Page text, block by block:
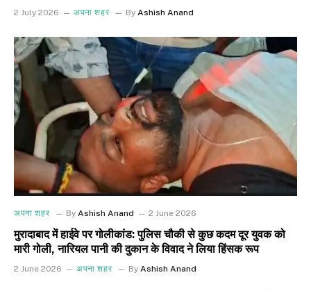
2 July 2026 अपना शहर By Ashish Anand
अपना शहर By Ashish Anand 2 June 2026
मुरादाबाद में हाईवे पर गोलीकांड: पुलिस चौकी से कुछ कदम दूर युवक को
मारी गोली, नारियल पानी की दुकान के विवाद ने लिया हिंसक रूप
2 June 2026 अपना शहर By Ashish Anand